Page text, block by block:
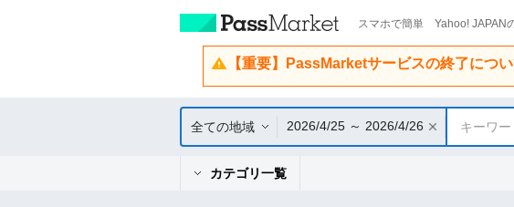
スマホで簡単 Yahoo! JAPAN
【重要】PassMarketサービスの終了につ
全ての地域 2026/4/25 ～ 2026/4/26 キーワ
カテゴリ一覧